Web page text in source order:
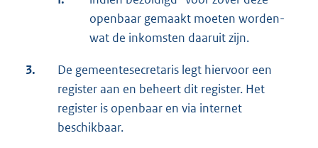
openbaar gemaakt moeten worden-
wat de inkomsten daaruit zijn.
3.
De gemeentesecretaris legt hiervoor een
register aan en beheert dit register. Het
register is openbaar en via internet
beschikbaar.